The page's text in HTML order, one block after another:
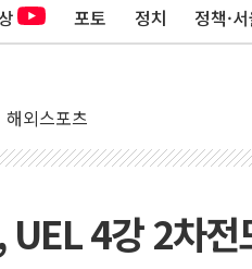
포토 정치 정책·
해외스포츠
UEL 4강 2차